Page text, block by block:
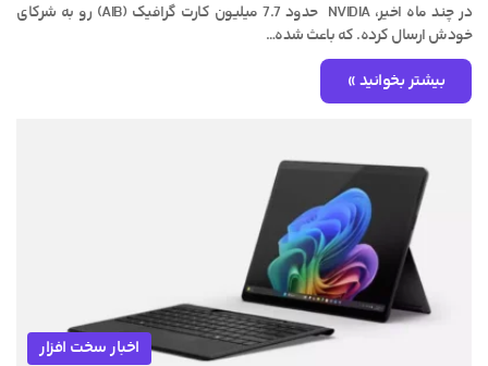
در چند ماه اخیر، NVIDIA حدود 7.7 میلیون کارت گرافیک (AIB) رو به شرکای
خودش ارسال کرده. که باعث شده…
بیشتر بخوانید »
اخبار سخت افزار